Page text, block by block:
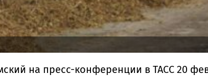
на пресс-конференции в ТАСС 20